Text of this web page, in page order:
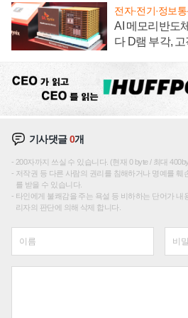
전자·전기·정보
AI 메모리반도
다 D램 부각,
기사댓글0개
200자까지 쓰실 수 있습니다. (현재 0 byte / 최대
저작권 등 다른 사람의 권리를 침해하거나 명예를 훼
를 받을 수 있습니다.
타인에게 불쾌감을 주는 욕설 등 비하하는 단어가 내
리자의 판단에 의해 삭제 합니다.